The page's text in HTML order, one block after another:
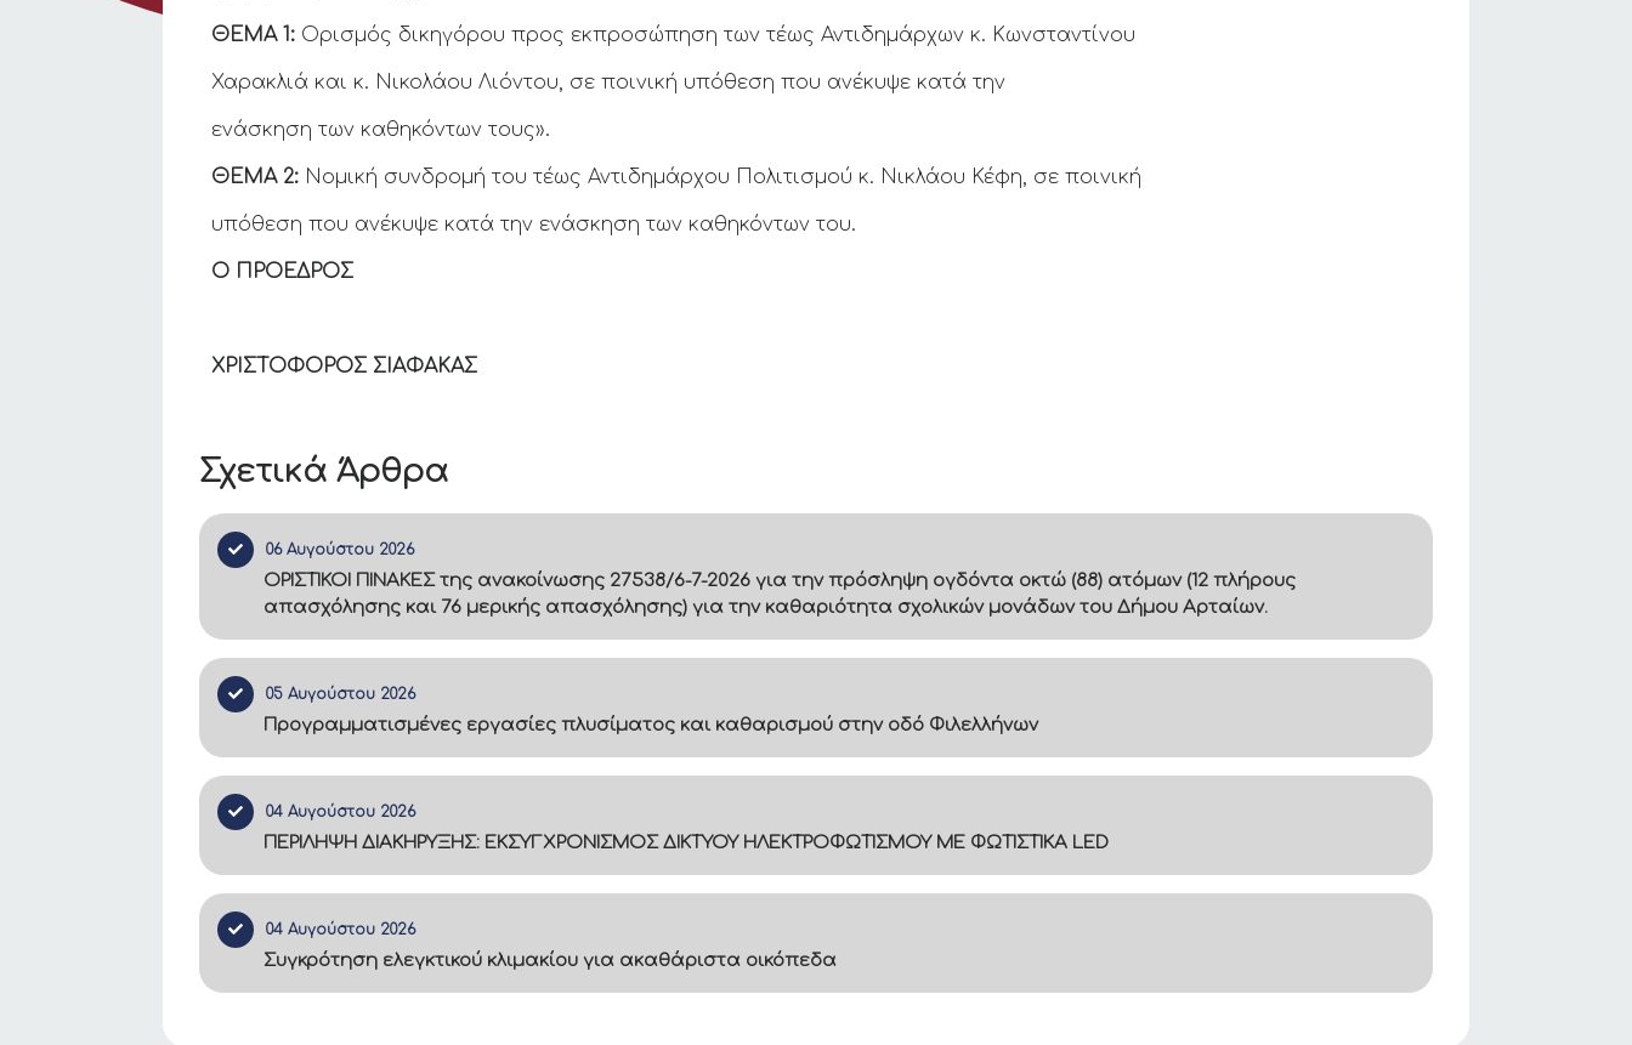
Σχετικά Άρθρα
06 Αυγούστου 2026
ΟΡΙΣΤΙΚΟΙ ΠΙΝΑΚΕΣ της ανακοίνωσης 27538/6-7-2026 για την πρόσληψη ογδόντα οκτώ (88) ατόμων (12 πλήρους
απασχόλησης και 76 μερικής απασχόλησης) για την καθαριότητα σχολικών μονάδων του Δήμου Αρταίων.
05 Αυγούστου 2026
Προγραμματισμένες εργασίες πλυσίματος και καθαρισμού στην οδό Φιλελλήνων
04 Αυγούστου 2026
ΠΕΡΙΛΗΨΗ ΔΙΑΚΗΡΥΞΗΣ: ΕΚΣΥΓΧΡΟΝΙΣΜΟΣ ΔΙΚΤΥΟΥ ΗΛΕΚΤΡΟΦΩΤΙΣΜΟΥ ΜΕ ΦΩΤΙΣΤΙΚΑ LED
04 Αυγούστου 2026
Συγκρότηση ελεγκτικού κλιμακίου για ακαθάριστα οικόπεδα
ΘΕΜΑ 1: Ορισμός δικηγόρου προς εκπροσώπηση των τέως Αντιδημάρχων κ. Κωνσταντίνου
Χαρακλιά και κ. Νικολάου Λιόντου, σε ποινική υπόθεση που ανέκυψε κατά την
ενάσκηση των καθηκόντων τους».
ΘΕΜΑ 2: Νομική συνδρομή του τέως Αντιδημάρχου Πολιτισμού κ. Νικλάου Κέφη, σε ποινική
υπόθεση που ανέκυψε κατά την ενάσκηση των καθηκόντων του.
Ο ΠΡΟΕΔΡΟΣ
ΧΡΙΣΤΟΦΟΡΟΣ ΣΙΑΦΑΚΑΣ